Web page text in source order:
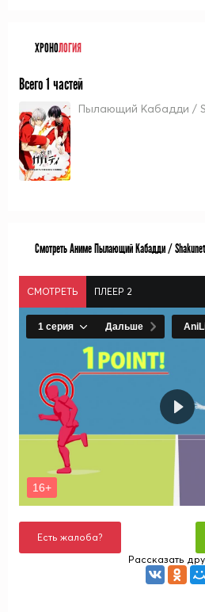
ХРОНОЛОГИЯ
Всего 1 частей
Пылающий Кабадди /
Смотреть Аниме Пылающий Кабадди /
СМОТРЕТЬ ПЛЕЕР 2
Есть жалоба?
Рассказать